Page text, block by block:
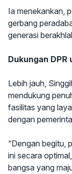
Ia menekankan,
gerbang
generasi
Dukungan DPR
Lebih jauh,
mendukung
fasilitas yang
dengan
“Dengan begitu,
ini secara
bangsa yang